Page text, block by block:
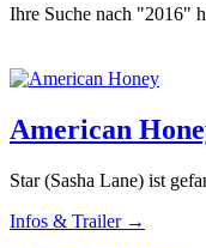
Ihre Suche nach "2016"
American
Star (Sasha Lane) ist
Infos & Trailer →